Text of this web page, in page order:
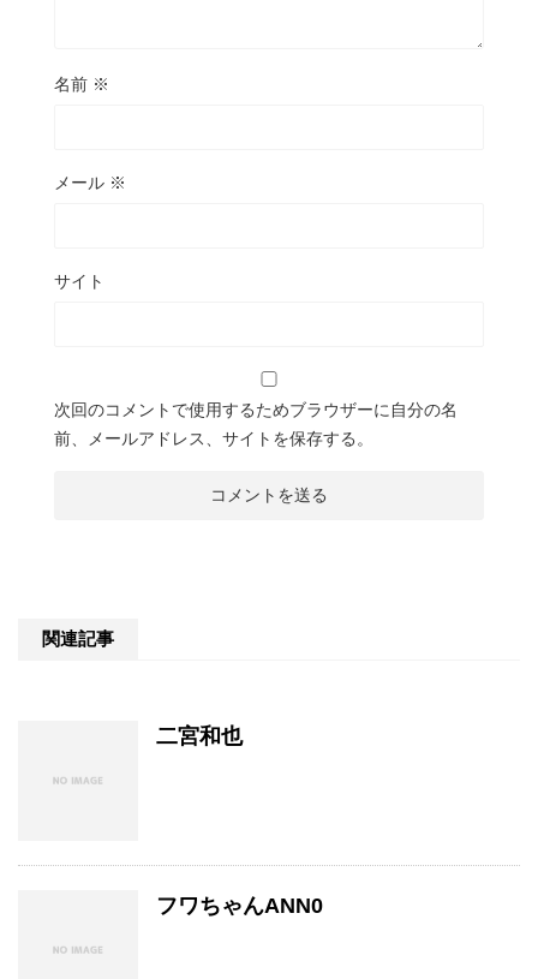
名前 ※
メール ※
サイト
次回のコメントで使用するためブラウザーに自分の名
前、メールアドレス、サイトを保存する。
関連記事
二宮和也
フワちゃんANN0